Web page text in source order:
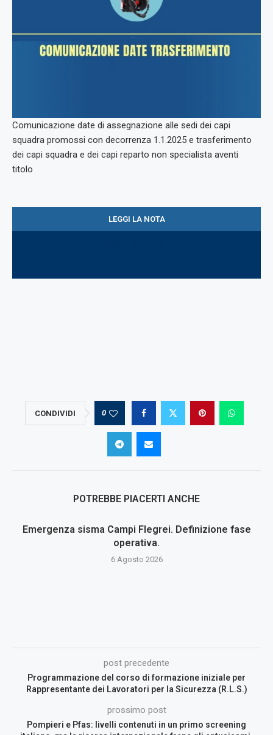
Comunicazione date di assegnazione alle sedi dei capi
squadra promossi con decorrenza 1.1.2025 e trasferimento
dei capi squadra e dei capi reparto non specialista aventi
titolo
LEGGI LA NOTA
CONDIVIDI 0
POTREBBE PIACERTI ANCHE
Emergenza sisma Campi Flegrei. Definizione fase
operativa.
6 Agosto 2026
post precedente
Programmazione del corso di formazione iniziale per
Rappresentante dei Lavoratori per la Sicurezza (R.L.S.)
prossimo post
Pompieri e Pfas: livelli contenuti in un primo screening